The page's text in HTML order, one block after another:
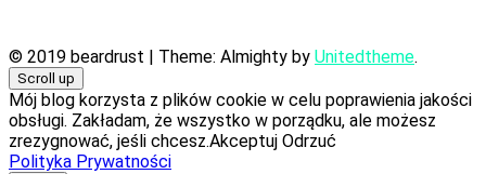
© 2019 beardrust | Theme: Almighty by Unitedtheme.
Scroll up
Mój blog korzysta z plików cookie w celu poprawienia jakości
obsługi. Zakładam, że wszystko w porządku, ale możesz
zrezygnować, jeśli chcesz.Akceptuj Odrzuć
Polityka Prywatności